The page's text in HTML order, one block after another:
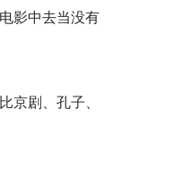
影中去当没有
京剧、孔子、